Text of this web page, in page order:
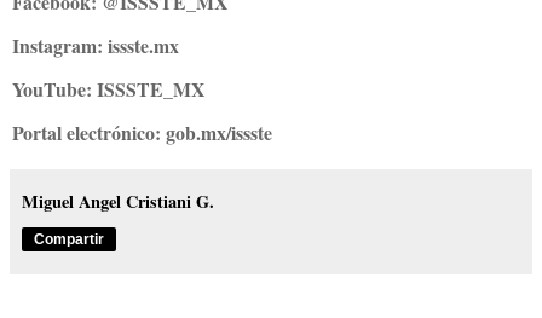
Instagram: issste.mx
YouTube: ISSSTE_MX
Portal electrónico: gob.mx/issste
Miguel Angel Cristiani G.
Compartir